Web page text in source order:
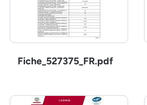
Fiche_527375_FR.pdf